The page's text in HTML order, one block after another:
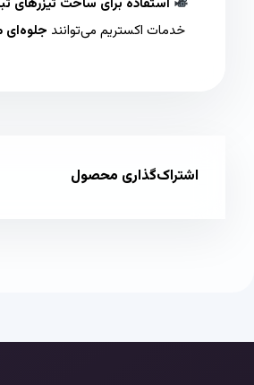
خدمات اکستریم می‌توانند جلوه‌ای
اشتراک‌گذاری محصول